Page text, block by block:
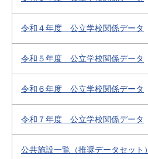
令和４年度 公立学校関係データ
令和５年度 公立学校関係データ
令和６年度 公立学校関係データ
令和７年度 公立学校関係データ
公共施設一覧（推奨データセット）